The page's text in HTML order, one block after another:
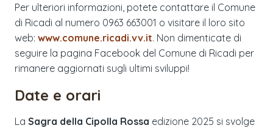
Per ulteriori informazioni, potete contattare il Comune
di Ricadi al numero 0963 663001 o visitare il loro sito
web: www.comune.ricadi.vv.it. Non dimenticate di
seguire la pagina Facebook del Comune di Ricadi per
rimanere aggiornati sugli ultimi sviluppi!
Date e orari
La Sagra della Cipolla Rossa edizione 2025 si svolge